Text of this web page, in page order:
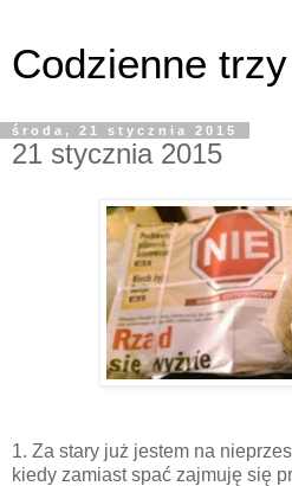
Codzienne
środa, 21 stycznia 2015
21 stycznia 2015
1. Za stary już jestem na
kiedy zamiast spać zajmuję się